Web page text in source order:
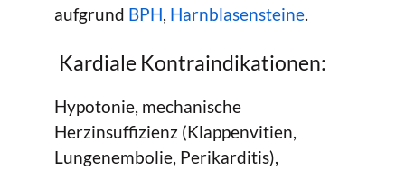
aufgrund BPH Harnblasensteine
Kardiale Kontraindikationen:
Hypotonie, mechanische
Herzinsuffizienz (Klappenvitien,
Lungenembolie, Perikarditis),